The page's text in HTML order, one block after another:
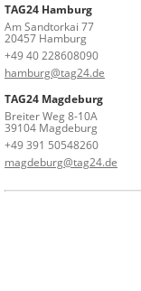
TAG24 Hamburg
Am Sandtorkai 77
20457 Hamburg
+49 40 228608090
hamburg@tag24.de
TAG24 Magdeburg
Breiter Weg 8-10A
39104 Magdeburg
+49 391 50548260
magdeburg@tag24.de